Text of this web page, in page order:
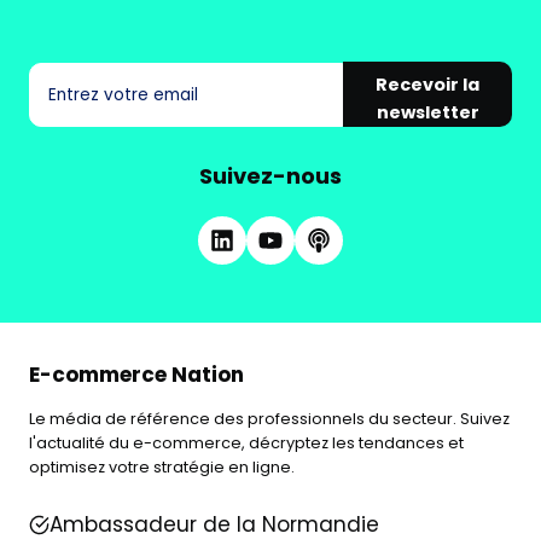
Recevoir la
newsletter
Suivez-nous
E-commerce Nation
Le média de référence des professionnels du secteur. Suivez
l'actualité du e-commerce, décryptez les tendances et
optimisez votre stratégie en ligne.
Ambassadeur de la Normandie